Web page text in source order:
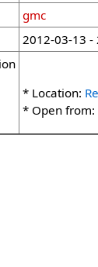
gmc
2012-03-13 -
* Location:
* Open from: